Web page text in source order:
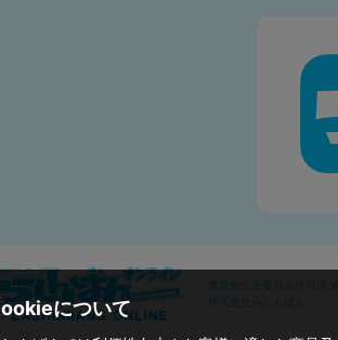
東京都公安委員会許可済
株式会社らしんばん
について